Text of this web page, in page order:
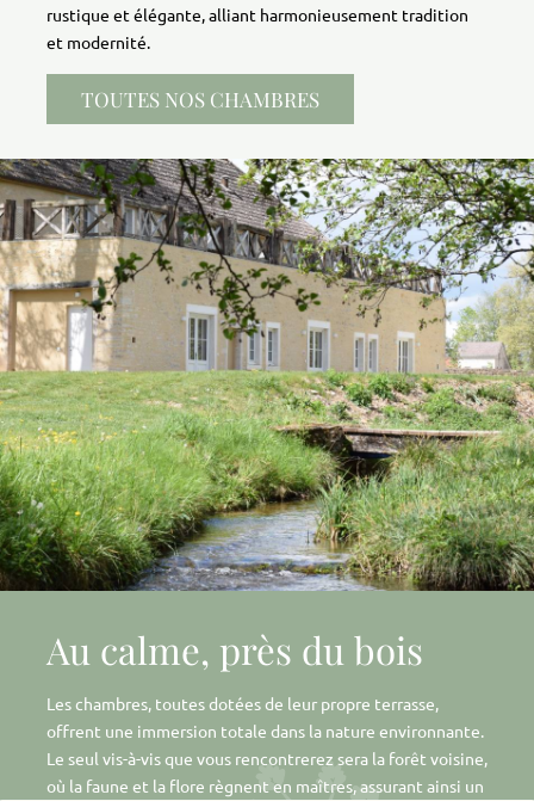
rustique et élégante, alliant harmonieusement tradition
et modernité.
TOUTES NOS CHAMBRES
Au calme, près du bois
Les chambres, toutes dotées de leur propre terrasse,
offrent une immersion totale dans la nature environnante.
Le seul vis-à-vis que vous rencontrerez sera la forêt voisine,
où la faune et la flore règnent en maîtres, assurant ainsi un